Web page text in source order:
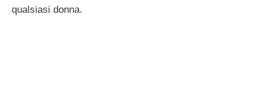
qualsiasi donna.